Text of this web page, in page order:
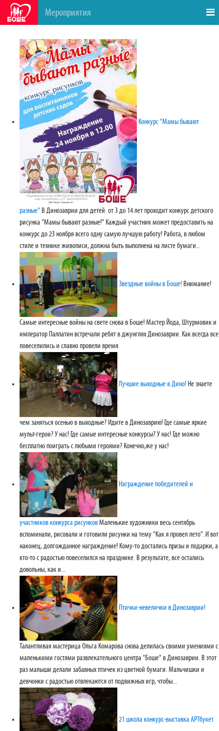
Мероприятия
Конкурс "Мамы бывают
разные" В Динозаврии для детей от 3 до 14 лет проходит конкурс детского
рисунка "Мамы бывают разные!" Каждый участник может предоставить на
конкурс до 23 ноября всего одну самую лучшую работу! Работа, в любом
стиле и технике живописи, должна быть выполнена на листе бумаги...
Звездные войны в Боше! Внимание!
Самые интересные войны на свете снова в Боше! Мастер Йода, Штурмовик и
император Палпатин встречали ребят в джунглях Динозаврии. Как всегда все
повеселились и славно провели время
Лучшие выходные в Дино! Не знаете
чем заняться осенью в выходные? Идите в Динозаврию! Где самые яркие
мульт-герои? У нас! Где самые интересные конкурсы? У нас! Где можно
бесплатно поиграть с любыми героями? Конечно,же у нас!
Награждение победителей и
участников конкурса рисунковМаленькие художники весь сентябрь
вспоминали, рисовали и готовили рисунки на тему "Как я провел лето". И вот
наконец, долгожданное награждение! Кому-то достались призы и подарки, а
кто-то с радостью повеселился на празднике. В результате, все остались
довольны, как и...
Птички-невелички в Динозаврии!
Талантливая мастерица Ольга Комарова снова делилась своими умениями с
маленькими гостями развлекательного центра "Боше" в Динозаврии. В этот
раз малыши делали забавных птичек из цветной бумаги. Мальчишки и
девчонки с радостью отвлекаются от подвижных игр, чтобы...
21 школа конкурс-выставка АРТбукет